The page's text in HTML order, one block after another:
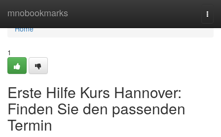
mnobookmarks
Home
Home
1
Erste Hilfe Kurs Hannover:
Finden Sie den passenden
Termin